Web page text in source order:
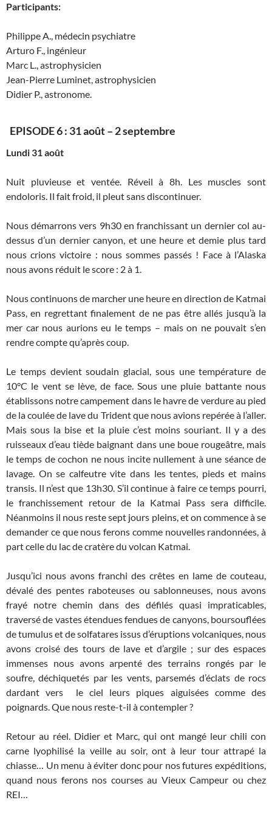
Participants:
Philippe A., médecin psychiatre
Arturo F., ingénieur
Marc L., astrophysicien
Jean-Pierre Luminet, astrophysicien
Didier P., astronome.
EPISODE 6 : 31 août – 2 septembre
Lundi 31 août
Nuit pluvieuse et ventée. Réveil à 8h. Les muscles sont
endoloris. Il fait froid, il pleut sans discontinuer.
Nous démarrons vers 9h30 en franchissant un dernier col au-
dessus d’un dernier canyon, et une heure et demie plus tard
nous crions victoire : nous sommes passés ! Face à l’Alaska
nous avons réduit le score : 2 à 1.
Nous continuons de marcher une heure en direction de Katmai
Pass, en regrettant finalement de ne pas être allés jusqu’à la
mer car nous aurions eu le temps – mais on ne pouvait s’en
rendre compte qu’après coup.
Le temps devient soudain glacial, sous une température de
10°C le vent se lève, de face. Sous une pluie battante nous
établissons notre campement dans le havre de verdure au pied
de la coulée de lave du Trident que nous avions repérée à l’aller.
Mais sous la bise et la pluie c’est moins souriant. Il y a des
ruisseaux d’eau tiède baignant dans une boue rougeâtre, mais
le temps de cochon ne nous incite nullement à une séance de
lavage. On se calfeutre vite dans les tentes, pieds et mains
transis. Il n’est que 13h30. S’il continue à faire ce temps pourri,
le franchissement retour de la Katmai Pass sera difficile.
Néanmoins il nous reste sept jours pleins, et on commence à se
demander ce que nous ferons comme nouvelles randonnées, à
part celle du lac de cratère du volcan Katmai.
Jusqu’ici nous avons franchi des crêtes en lame de couteau,
dévalé des pentes raboteuses ou sablonneuses, nous avons
frayé notre chemin dans des défilés quasi impraticables,
traversé de vastes étendues fendues de canyons, boursouflées
de tumulus et de solfatares issus d’éruptions volcaniques, nous
avons croisé des tours de lave et d’argile ; sur des espaces
immenses nous avons arpenté des terrains rongés par le
soufre, déchiquetés par les vents, parsemés d’éclats de rocs
dardant vers le ciel leurs piques aiguisées comme des
poignards. Que nous reste-t-il à contempler ?
Retour au réel. Didier et Marc, qui ont mangé leur chili con
carne lyophilisé la veille au soir, ont à leur tour attrapé la
chiasse… Un menu à éviter donc pour nos futures expéditions,
quand nous ferons nos courses au Vieux Campeur ou chez
REI…